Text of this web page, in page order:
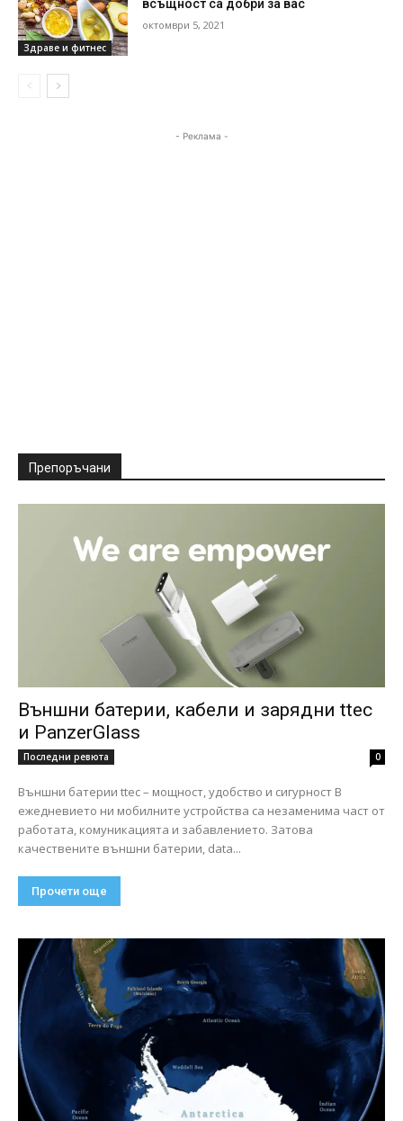
Здраве и фитнес
всъщност са добри за вас
октомври 5, 2021
- Реклама -
Препоръчани
Външни батерии, кабели и зарядни ttec
и PanzerGlass
Последни ревюта 0
Външни батерии ttec – мощност, удобство и сигурност В
ежедневието ни мобилните устройства са незаменима част от
работата, комуникацията и забавлението. Затова
качествените външни батерии, data...
Прочети още